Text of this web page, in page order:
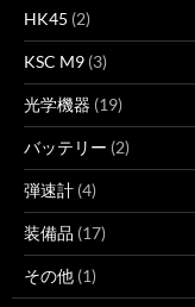
HK45 (2)
KSC M9 (3)
光学機器 (19)
バッテリー (2)
弾速計 (4)
装備品 (17)
その他 (1)